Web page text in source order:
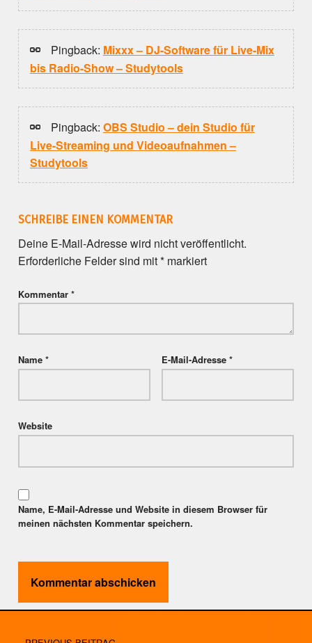
Pingback: Mixxx – DJ-Software für Live-Mix
bis Radio-Show – Studytools
Pingback: OBS Studio – dein Studio für
Live-Streaming und Videoaufnahmen –
Studytools
SCHREIBE EINEN KOMMENTAR
Deine E-Mail-Adresse wird nicht veröffentlicht.
Erforderliche Felder sind mit*markiert
Kommentar *
Name * E-Mail-Adresse *
Website
Name, E-Mail-Adresse und Website in diesem Browser für
meinen nächsten Kommentar speichern.
Post navigation